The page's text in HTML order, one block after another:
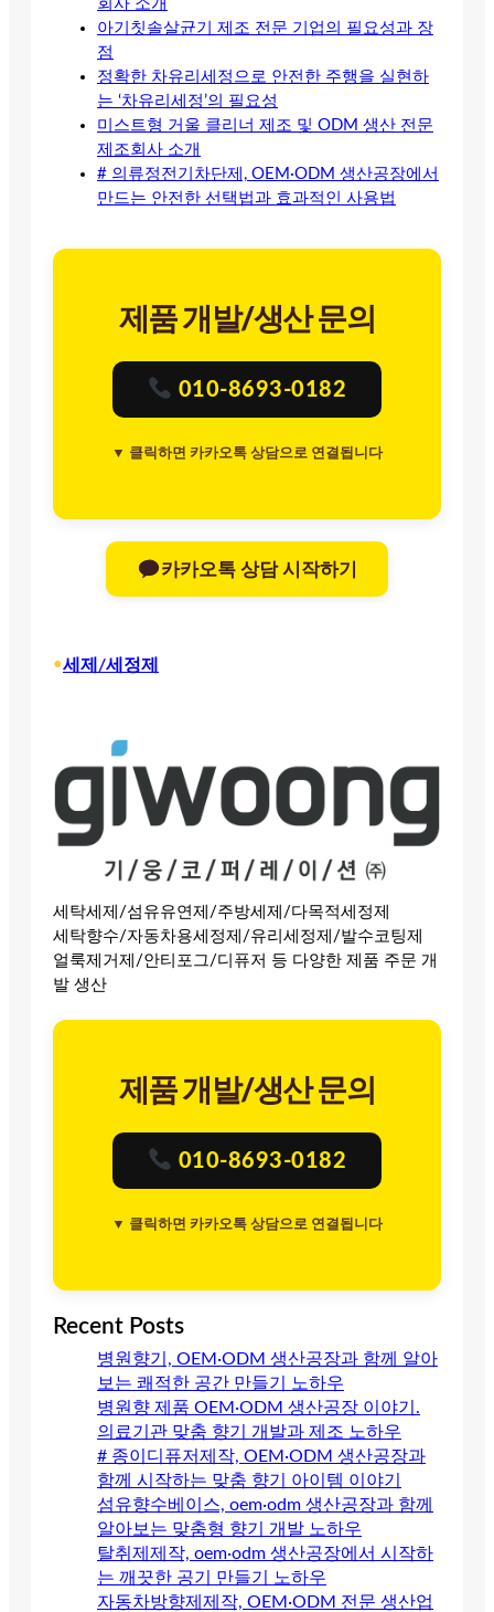
회사 소개
아기칫솔살균기 제조 전문 기업의 필요성과 장
점
정확한 차유리세정으로 안전한 주행을 실현하
는 ‘차유리세정’의 필요성
미스트형 거울 클리너 제조 및 ODM 생산 전문
제조회사 소개
# 의류정전기차단제, OEM·ODM 생산공장에서
만드는 안전한 선택법과 효과적인 사용법
제품 개발/생산 문의
010-8693-0182
▼ 클릭하면 카카오톡 상담으로 연결됩니다
카카오톡 상담 시작하기
•세제/세정제
세탁세제/섬유유연제/주방세제/다목적세정제
세탁향수/자동차용세정제/유리세정제/발수코팅제
얼룩제거제/안티포그/디퓨저 등 다양한 제품 주문 개
발 생산
제품 개발/생산 문의
010-8693-0182
▼ 클릭하면 카카오톡 상담으로 연결됩니다
Recent Posts
병원향기, OEM·ODM 생산공장과 함께 알아
보는 쾌적한 공간 만들기 노하우
병원향 제품 OEM·ODM 생산공장 이야기.
의료기관 맞춤 향기 개발과 제조 노하우
# 종이디퓨저제작, OEM·ODM 생산공장과
함께 시작하는 맞춤 향기 아이템 이야기
섬유향수베이스, oem·odm 생산공장과 함께
알아보는 맞춤형 향기 개발 노하우
탈취제제작, oem·odm 생산공장에서 시작하
는 깨끗한 공기 만들기 노하우
자동차방향제제작, OEM·ODM 전문 생산업